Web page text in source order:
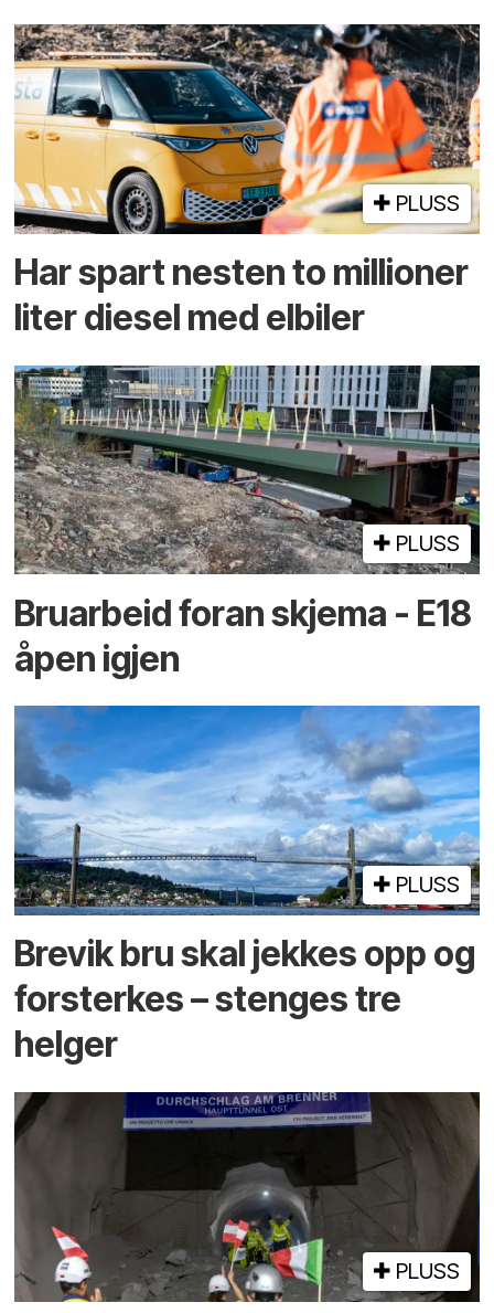
PLUSS
Har spart nesten to millioner
liter diesel med elbiler
PLUSS
Bruarbeid foran skjema - E18
åpen igjen
PLUSS
Brevik bru skal jekkes opp og
forsterkes – stenges tre
helger
PLUSS